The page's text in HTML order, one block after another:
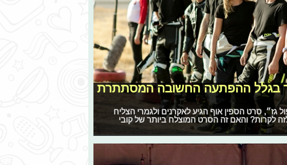
בגלל ההפתעה החשובה המסתתרת
סרט הספין אוף הגיע לאקרנים ולגמרי הצליח
לקרות? והאם זה הסרט המוצלח ביותר של קובי